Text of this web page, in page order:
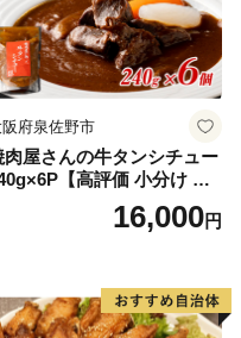
阪府泉佐野市
肉屋さんの牛タンシチュー
【高評価 小分け 惣
牛たん 一人暮らし 冷凍】
16,000円